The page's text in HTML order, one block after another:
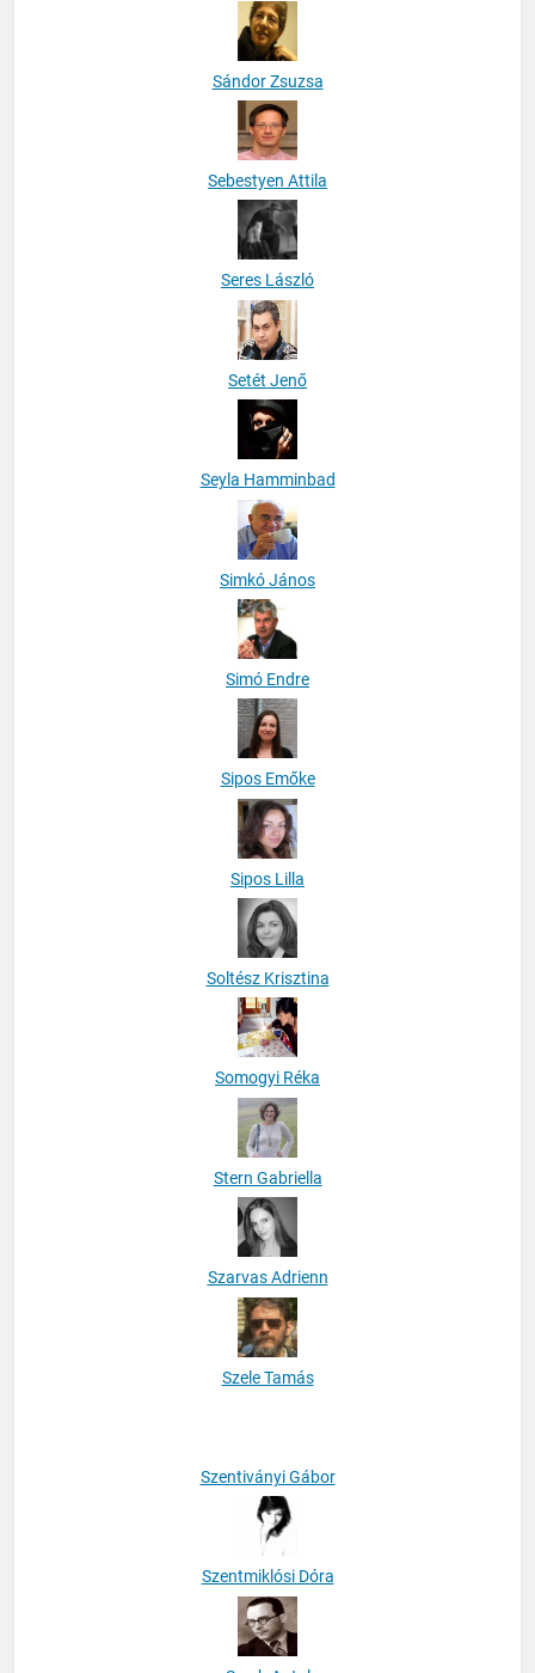
Sándor Zsuzsa
Sebestyen Attila
Seres László
Setét Jenő
Seyla Hamminbad
Simkó János
Simó Endre
Sipos Emőke
Sipos Lilla
Soltész Krisztina
Somogyi Réka
Stern Gabriella
Szarvas Adrienn
Szele Tamás
Szentmiklósi Dóra
Szerb Antal